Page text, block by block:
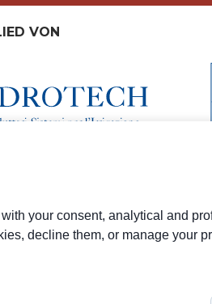
VON
your consent, analytical and
decline them, or manage your